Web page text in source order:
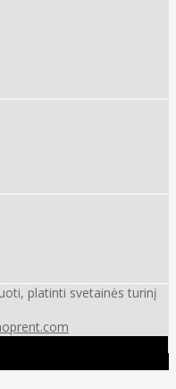
platinti svetainės turinį